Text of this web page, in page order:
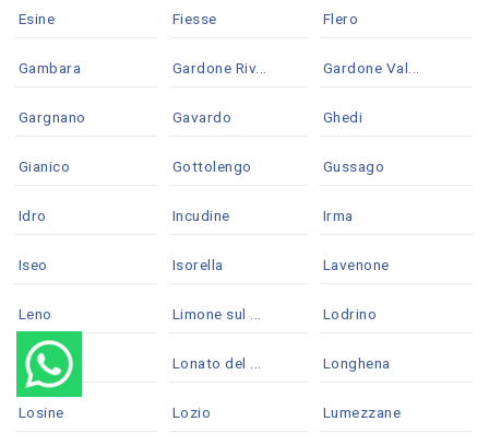
Esine Fiesse Flero
Gambara Gardone Riv... Gardone Val...
Gargnano Gavardo Ghedi
Gianico Gottolengo Gussago
Idro Incudine Irma
Iseo Isorella Lavenone
Leno Limone sul ... Lodrino
Lograto Lonato del ... Longhena
Losine Lozio Lumezzane